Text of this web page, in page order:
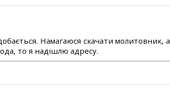
Намагаюся скачати молитовник,
то я надішлю адресу.